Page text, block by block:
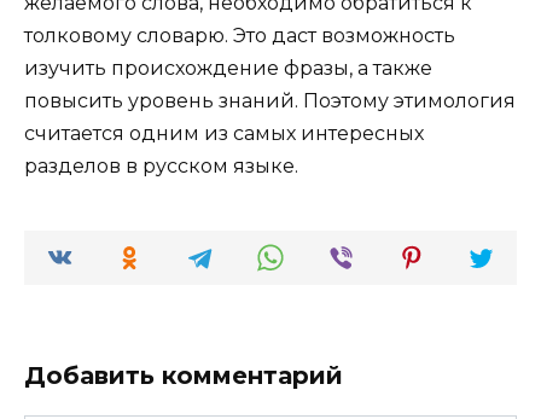
толковому словарю. Это даст возможность
изучить происхождение фразы, а также
повысить уровень знаний. Поэтому этимология
считается одним из самых интересных
разделов в русском языке.
Добавить комментарий